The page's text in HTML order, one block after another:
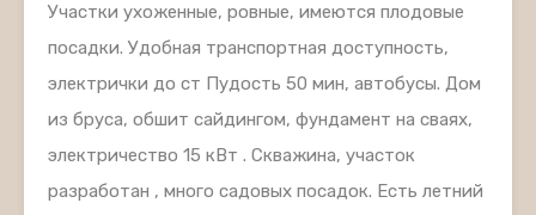
Участки ухоженные, ровные, имеются плодовые
посадки. Удобная транспортная доступность,
электрички до ст Пудость 50 мин, автобусы. Дом
из бруса, обшит сайдингом, фундамент на сваях,
электричество 15 кВт . Скважина, участок
разработан , много садовых посадок. Есть летний